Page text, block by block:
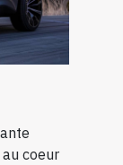
coeur